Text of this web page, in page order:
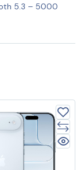
5.3 – 5000